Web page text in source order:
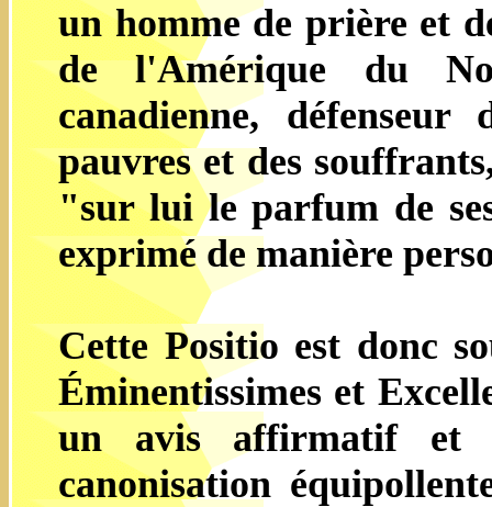
un homme de prière et
de l'Amérique du
canadienne, défenseur
pauvres et des
"sur lui le parfum de
exprimé de manière
Cette Positio est donc
Éminentissimes et
un avis affirmatif et
canonisation